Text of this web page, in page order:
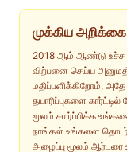
முக்கிய அறிக்கை
2018 ஆம் ஆண்டு உச்ச
விற்பனை செய்ய
மதிப்பளிக்கிறோம்,
தயாரிப்புகளை
மூலம் சமர்ப்பிக்க
நாங்கள் உங்களை
அழைப்பு மூலம் ஆர்டரை